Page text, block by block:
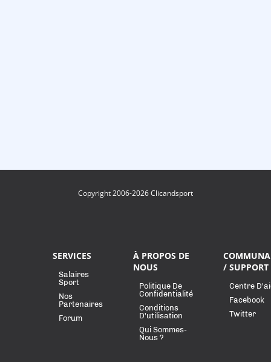
Copyright 2006-2026 Clicandsport
SERVICES
Salaires
Sport
Nos
Partenaires
Forum
À PROPOS DE
NOUS
Politique De
Confidentialité
Conditions
D'utilisation
Qui Sommes-
Nous ?
/ SUPPORT
Centre
Facebook
Twitter